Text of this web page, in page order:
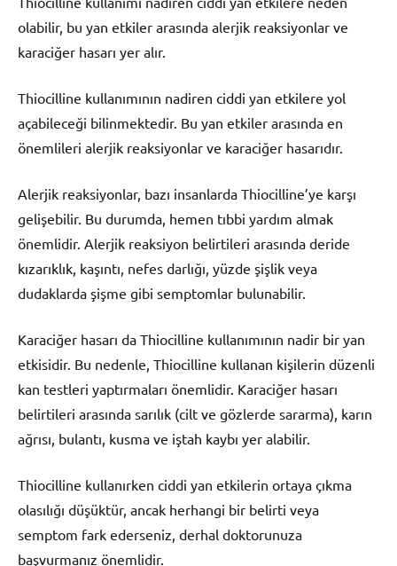
olabilir, bu yan etkiler arasında alerjik reaksiyonlar ve
karaciğer hasarı yer alır.
Thiocilline kullanımının nadiren ciddi yan etkilere yol
açabileceği bilinmektedir. Bu yan etkiler arasında en
önemlileri alerjik reaksiyonlar ve karaciğer hasarıdır.
Alerjik reaksiyonlar, bazı insanlarda Thiocilline’ye karşı
gelişebilir. Bu durumda, hemen tıbbi yardım almak
önemlidir. Alerjik reaksiyon belirtileri arasında deride
kızarıklık, kaşıntı, nefes darlığı, yüzde şişlik veya
dudaklarda şişme gibi semptomlar bulunabilir.
Karaciğer hasarı da Thiocilline kullanımının nadir bir yan
etkisidir. Bu nedenle, Thiocilline kullanan kişilerin düzenli
kan testleri yaptırmaları önemlidir. Karaciğer hasarı
belirtileri arasında sarılık (cilt ve gözlerde sararma), karın
ağrısı, bulantı, kusma ve iştah kaybı yer alabilir.
Thiocilline kullanırken ciddi yan etkilerin ortaya çıkma
olasılığı düşüktür, ancak herhangi bir belirti veya
semptom fark ederseniz, derhal doktorunuza
başvurmanız önemlidir.